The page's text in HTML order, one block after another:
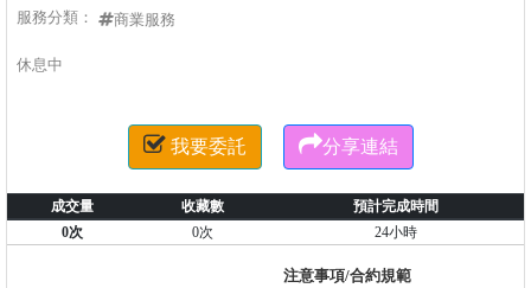
服務分類： 商業服務
休息中
 我要委託 分享連結
成交量 收藏數
預計完成時間
0次
0次 24小時
注意事項/合約規範